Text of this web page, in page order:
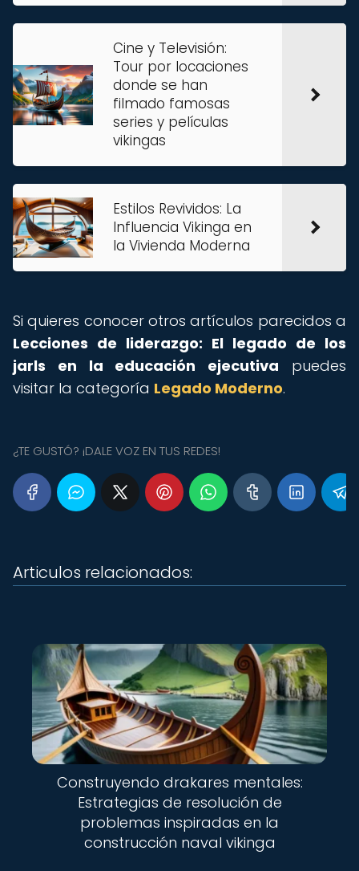
Cine y Televisión:
Tour por locaciones
donde se han
filmado famosas
series y películas
vikingas
Estilos Revividos: La
Influencia Vikinga en
la Vivienda Moderna
Si quieres conocer otros artículos parecidos a
Lecciones de liderazgo: El legado de los
jarls en la educación ejecutiva puedes
visitar la categoría Legado Moderno.
¿TE GUSTÓ? ¡DALE VOZ EN TUS REDES!
Articulos relacionados:
Construyendo drakares mentales:
Estrategias de resolución de
problemas inspiradas en la
construcción naval vikinga